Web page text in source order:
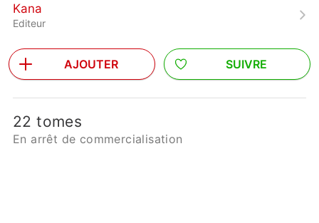
Kana
Editeur
AJOUTER SUIVRE
22 tomes
En arrêt de commercialisation